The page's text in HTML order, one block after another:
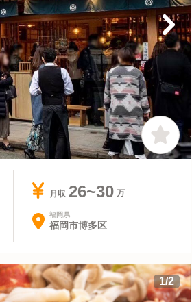
月収 26~30
福岡県
福岡市博多区
1/2